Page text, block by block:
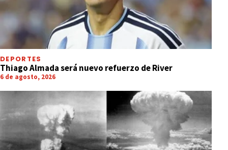
DEPORTES
Thiago Almada será nuevo refuerzo de River
6 de agosto, 2026